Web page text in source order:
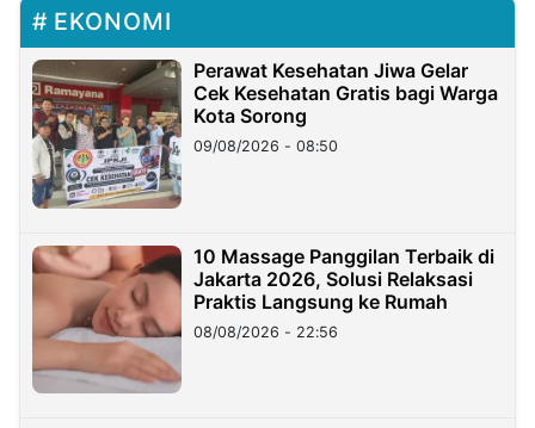
EKONOMI
Perawat Kesehatan Jiwa Gelar
Cek Kesehatan Gratis bagi Warga
Kota Sorong
09/08/2026 - 08:50
10 Massage Panggilan Terbaik di
Jakarta 2026, Solusi Relaksasi
Praktis Langsung ke Rumah
08/08/2026 - 22:56